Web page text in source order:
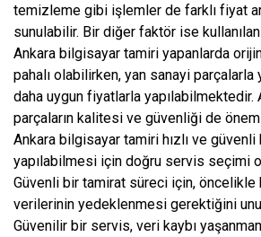
temizleme gibi işlemler de farklı fiyat
sunulabilir. Bir diğer faktör ise
Ankara bilgisayar tamiri yapanlarda
pahalı olabilirken, yan sanayi parçalarla
daha uygun fiyatlarla yapılabilmektedir.
parçaların kalitesi ve güvenliği de
Ankara bilgisayar tamiri hızlı ve
yapılabilmesi için doğru servis seçimi
Güvenli bir tamirat süreci için, öncelikle
verilerinin yedeklenmesi gerektiğini
Güvenilir bir servis, veri kaybı